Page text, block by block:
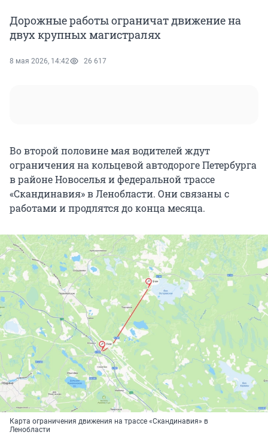
Дорожные работы ограничат движение на
двух крупных магистралях
8 мая 2026, 14:42 26 617
Во второй половине мая водителей ждут
ограничения на кольцевой автодороге Петербурга
в районе Новоселья и федеральной трассе
«Скандинавия» в Ленобласти. Они связаны с
работами и продлятся до конца месяца.
Карта ограничения движения на трассе «Скандинавия» в
Ленобласти